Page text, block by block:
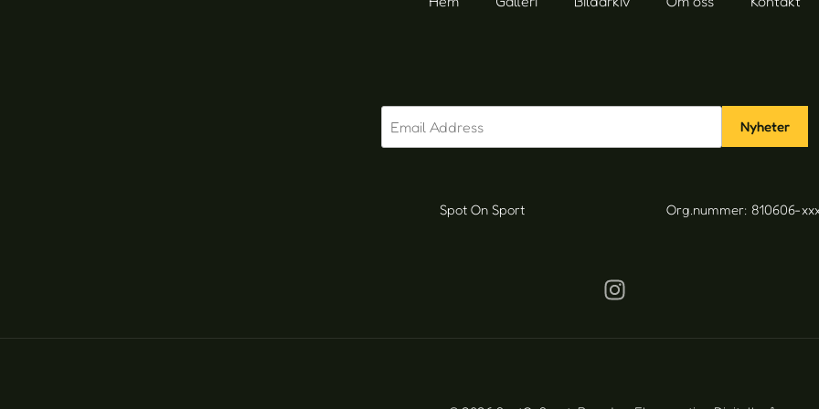
Nyheter
Spot On Sport Org.nummer: 810606-